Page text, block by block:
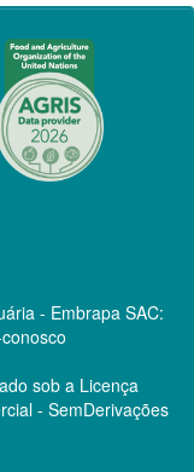
- Embrapa SAC:
sob a Licença
- SemDerivações